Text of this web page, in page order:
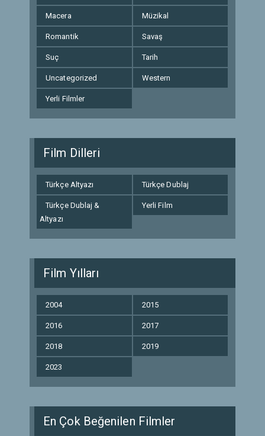
Macera Müzikal
Romantik Savaş
Suç Tarih
Uncategorized Western
Yerli Filmler
Film Dilleri
Türkçe Altyazı Türkçe Dublaj
Türkçe Dublaj &
Altyazı
Yerli Film
Film Yılları
2004 2015
2016 2017
2018 2019
2023
En Çok Beğenilen Filmler